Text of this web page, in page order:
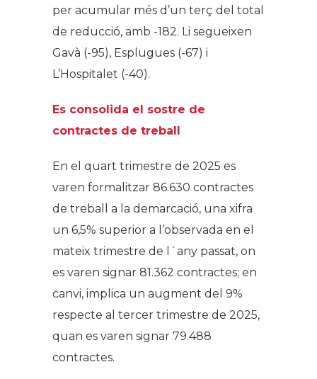
per acumular més d’un terç del total
de reducció, amb -182. Li segueixen
Gavà (-95), Esplugues (-67) i
L’Hospitalet (-40).
Es consolida el sostre de
contractes de treball
En el quart trimestre de 2025 es
varen formalitzar 86.630 contractes
de treball a la demarcació, una xifra
un 6,5% superior a l’observada en el
mateix trimestre de l´any passat, on
es varen signar 81.362 contractes; en
canvi, implica un augment del 9%
respecte al tercer trimestre de 2025,
quan es varen signar 79.488
contractes.